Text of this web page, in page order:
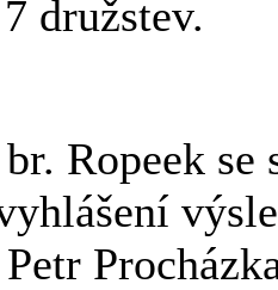
družstev.
Ropeek